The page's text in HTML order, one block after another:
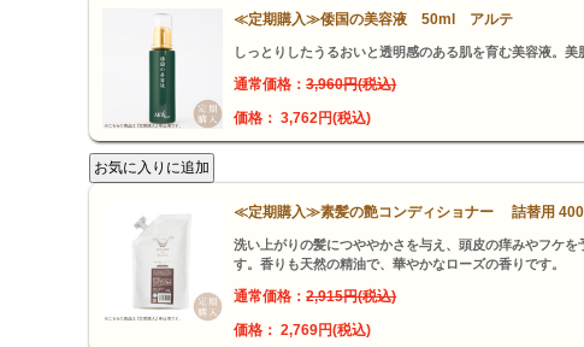
≪定期購入≫倭国の美容液 50ml アルテ
しっとりしたうるおいと透明感のある肌を育む美容液。
通常価格：3,960円(税込)
価格： 3,762円(税込)
≪定期購入≫素髪の艶コンディショナー 詰替用
洗い上がりの髪につややかさを与え、頭皮の痒みやフケ
す。香りも天然の精油で、華やかなローズの香りです。
通常価格：2,915円(税込)
価格： 2,769円(税込)